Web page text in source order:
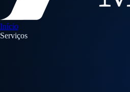
Início
Serviços